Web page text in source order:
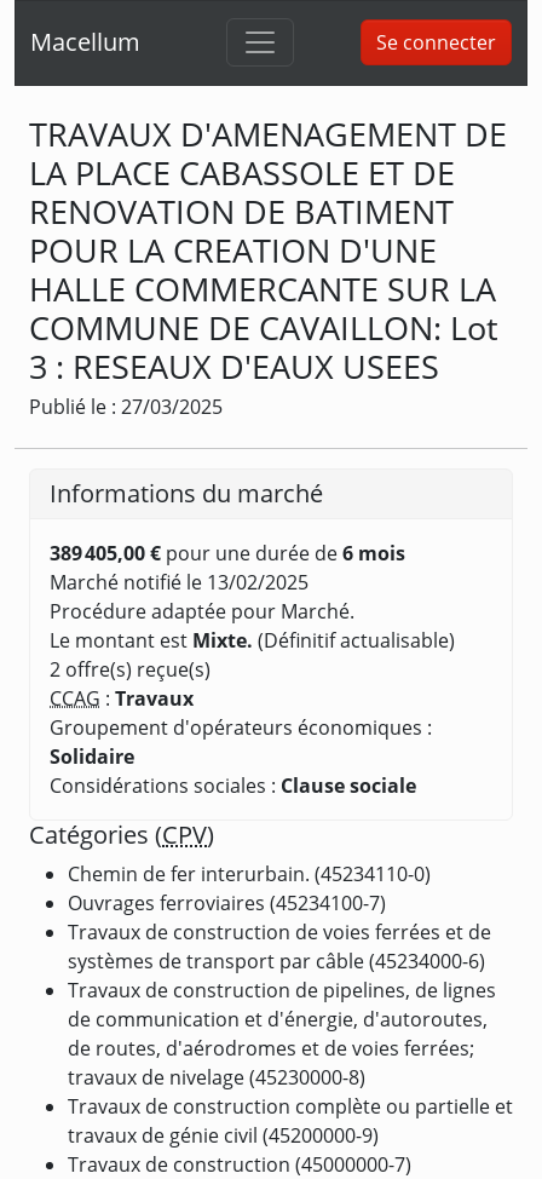
Macellum Se connecter
TRAVAUX D'AMENAGEMENT DE
LA PLACE CABASSOLE ET DE
RENOVATION DE BATIMENT
POUR LA CREATION D'UNE
HALLE COMMERCANTE SUR LA
COMMUNE DE CAVAILLON: Lot
3 : RESEAUX D'EAUX USEES
Publié le : 27/03/2025
Informations du marché
389 405,00 € pour une durée de6 mois
Marché notifié le 13/02/2025
Procédure adaptée pour Marché.
Le montant est Mixte. (Définitif actualisable)
2 offre(s) reçue(s)
CCAG : Travaux
Groupement d'opérateurs économiques :
Solidaire
Considérations sociales : Clause sociale
Catégories (CPV)
Chemin de fer interurbain. (45234110-0)
Ouvrages ferroviaires (45234100-7)
Travaux de construction de voies ferrées et de
systèmes de transport par câble (45234000-6)
Travaux de construction de pipelines, de lignes
de communication et d'énergie, d'autoroutes,
de routes, d'aérodromes et de voies ferrées;
travaux de nivelage (45230000-8)
Travaux de construction complète ou partielle et
travaux de génie civil (45200000-9)
Travaux de construction (45000000-7)